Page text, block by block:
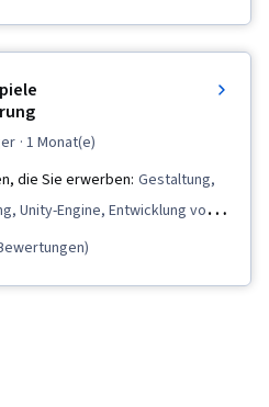
· 1 Monat(e)
die Sie erwerben: Gestaltung,
Unity-Engine, Entwicklung von
Grafik-Software, Adobe
Gestaltung, Grafische